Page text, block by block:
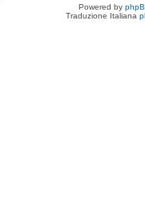
Powered by
Traduzione Italiana